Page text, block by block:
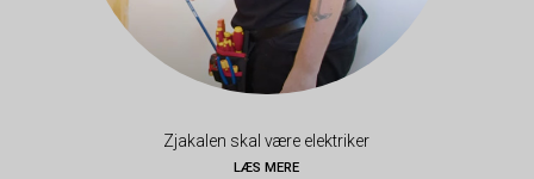
Zjakalen skal være elektriker
LÆS MERE